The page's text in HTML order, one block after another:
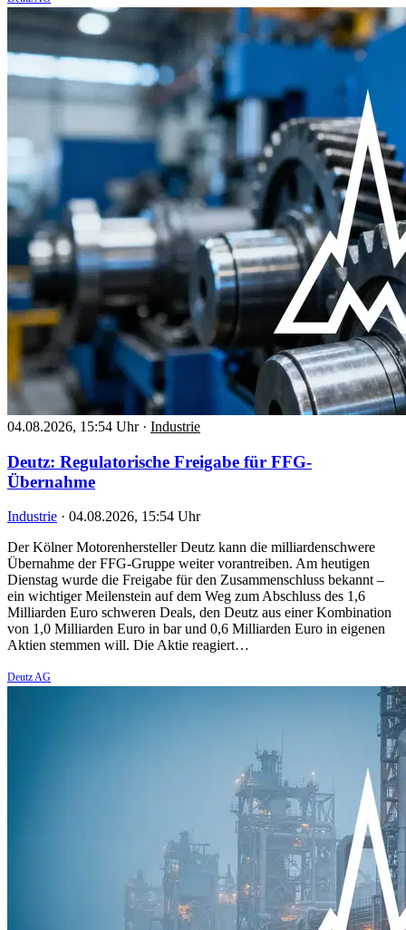
04.08.2026, 15:54 Uhr · Industrie
Deutz: Regulatorische Freigabe für FFG-
Übernahme
Industrie · 04.08.2026, 15:54 Uhr
Der Kölner Motorenhersteller Deutz kann die milliardenschwere
Übernahme der FFG-Gruppe weiter vorantreiben. Am heutigen
Dienstag wurde die Freigabe für den Zusammenschluss bekannt –
ein wichtiger Meilenstein auf dem Weg zum Abschluss des 1,6
Milliarden Euro schweren Deals, den Deutz aus einer Kombination
von 1,0 Milliarden Euro in bar und 0,6 Milliarden Euro in eigenen
Aktien stemmen will. Die Aktie reagiert…
Deutz AG